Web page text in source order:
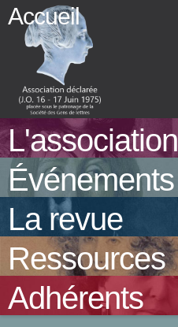
Skip
content
Accueil
L'association
Événements
La revue
Ressources
Adhérents